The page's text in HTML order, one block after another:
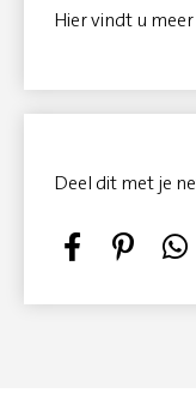
Hier vindt u
Deel dit met je
S
h
P
i